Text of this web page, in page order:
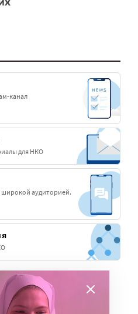
канал
для НКО
широкой аудиторией.